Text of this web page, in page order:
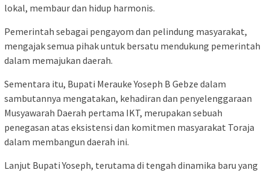
lokal, membaur dan hidup harmonis.
Pemerintah sebagai pengayom dan pelindung masyarakat,
mengajak semua pihak untuk bersatu mendukung pemerintah
dalam memajukan daerah.
Sementara itu, Bupati Merauke Yoseph B Gebze dalam
sambutannya mengatakan, kehadiran dan penyelenggaraan
Musyawarah Daerah pertama IKT, merupakan sebuah
penegasan atas eksistensi dan komitmen masyarakat Toraja
dalam membangun daerah ini.
Lanjut Bupati Yoseph, terutama di tengah dinamika baru yang